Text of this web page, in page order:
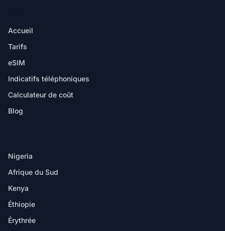
Accueil
Tarifs
eSIM
Indicatifs téléphoniques
Calculateur de coût
Blog
Nigeria
Afrique du Sud
Kenya
Éthiopie
Érythrée